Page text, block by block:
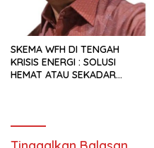
SKEMA WFH DI TENGAH
KRISIS ENERGI : SOLUSI
HEMAT ATAU SEKADAR